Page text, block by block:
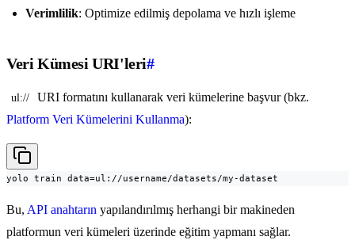
Verimlilik: Optimize edilmiş depolama ve hızlı işleme
Veri Kümesi URI'leri#
ul://
URI formatını kullanarak veri kümelerine başvur (bkz.
Platform Veri Kümelerini Kullanma):
yolo train data=ul://username/datasets/my-dataset
Bu, API anahtarın yapılandırılmış herhangi bir makineden
platformun veri kümeleri üzerinde eğitim yapmanı sağlar.